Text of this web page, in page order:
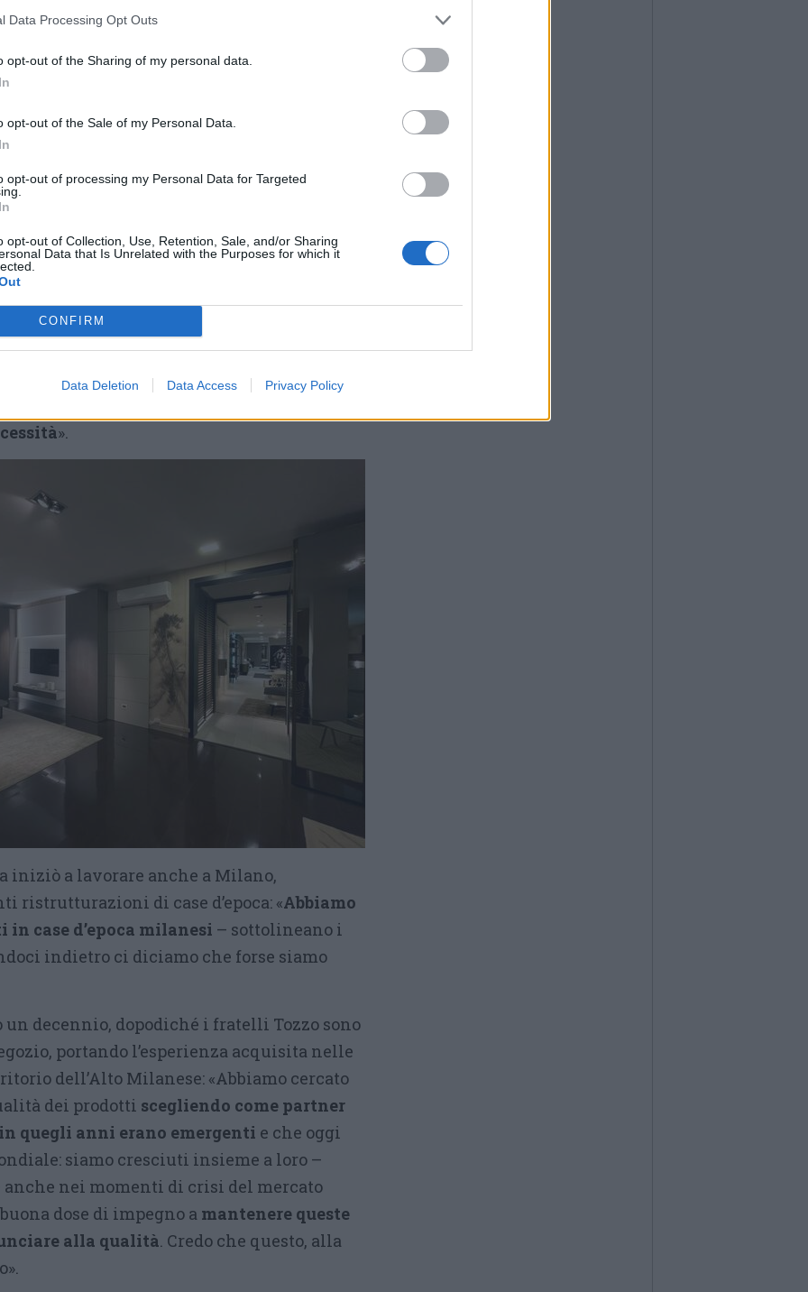
Data Processing Opt Outs
opt-out of the Sharing of my personal data.
opt-out of the Sale of my Personal Data.
opt-out of processing my Personal Data for Targeted
opt-out of Collection, Use, Retention, Sale, and/or Sharing
Data that Is Unrelated with the Purposes for which it
CONFIRM
Data Deletion Data Access Privacy Policy
che sarebbe servito più spazio –
negozio in centro a Canegrate nel 1960 si
commerciale in via Novara,
1975 con tre piani espositivi e un
uniche nel loro genere, affacciano ancora
ferrovia
è arrivato nel 1984
nuova impronta: «In quegli anni non si
come lo si vedeva in showroom –
Tozzo -: iniziavano a farsi strada i sistemi,
arredamento su misura
una rivoluzione. Eravamo freschi di studi
questa evoluzione occupandoci della
».
iniziò a lavorare anche a Milano,
ristrutturazioni di case d’epoca: «Abbiamo
case d’epoca milanesi – sottolineano i
indietro ci diciamo che forse siamo
un decennio, dopodiché i fratelli Tozzo sono
portando l’esperienza acquisita nelle
dell’Alto Milanese: «Abbiamo cercato
dei prodotti scegliendo come partner
quegli anni erano emergenti e che oggi
siamo cresciuti insieme a loro –
anche nei momenti di crisi del mercato
dose di impegno a mantenere queste
alla qualità. Credo che questo, alla